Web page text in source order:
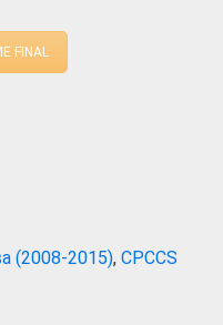
FINAL
(2008-2015), CPCCS